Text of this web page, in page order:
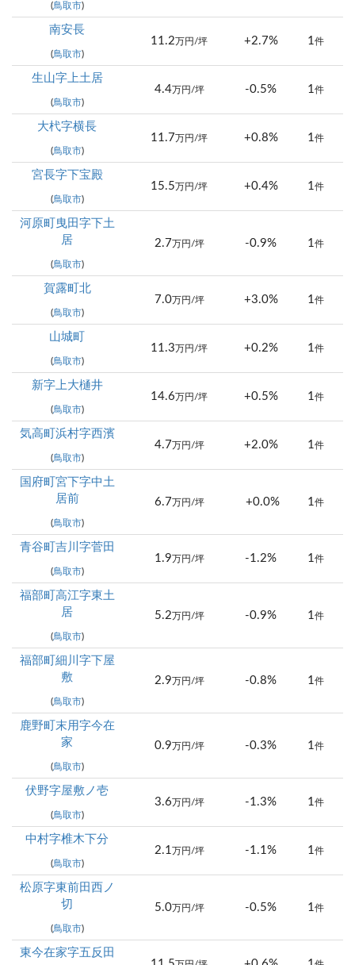
(鳥取市)
南安長
(鳥取市)
11.2 万円/坪 +2.7% 1件
生山字上土居
(鳥取市)
4.4万円/坪 -0.5% 1件
大杙字横長
(鳥取市)
11.7 万円/坪 +0.8% 1件
宮長字下宝殿
(鳥取市)
15.5 万円/坪 +0.4% 1件
河原町曳田字下土
居
(鳥取市)
2.7 万円/坪 -0.9% 1件
賀露町北
(鳥取市)
7.0万円/坪 +3.0% 1件
山城町
(鳥取市)
11.3 万円/坪 +0.2% 1件
新字上大樋井
(鳥取市)
14.6 万円/坪 +0.5% 1件
気高町浜村字西濱
(鳥取市)
4.7 万円/坪 +2.0% 1件
国府町宮下字中土
居前
(鳥取市)
6.7 万円/坪 +0.0% 1件
青谷町吉川字菅田
(鳥取市)
1.9 万円/坪 -1.2% 1件
福部町高江字東土
居
(鳥取市)
5.2 万円/坪 -0.9% 1件
福部町細川字下屋
敷
(鳥取市)
2.9 万円/坪 -0.8% 1件
鹿野町末用字今在
家
(鳥取市)
0.9 万円/坪 -0.3% 1件
伏野字屋敷ノ壱
(鳥取市)
3.6 万円/坪 -1.3% 1件
中村字椎木下分
(鳥取市)
2.1 万円/坪 -1.1% 1件
松原字東前田西ノ
切
(鳥取市)
5.0万円/坪 -0.5% 1件
東今在家字五反田